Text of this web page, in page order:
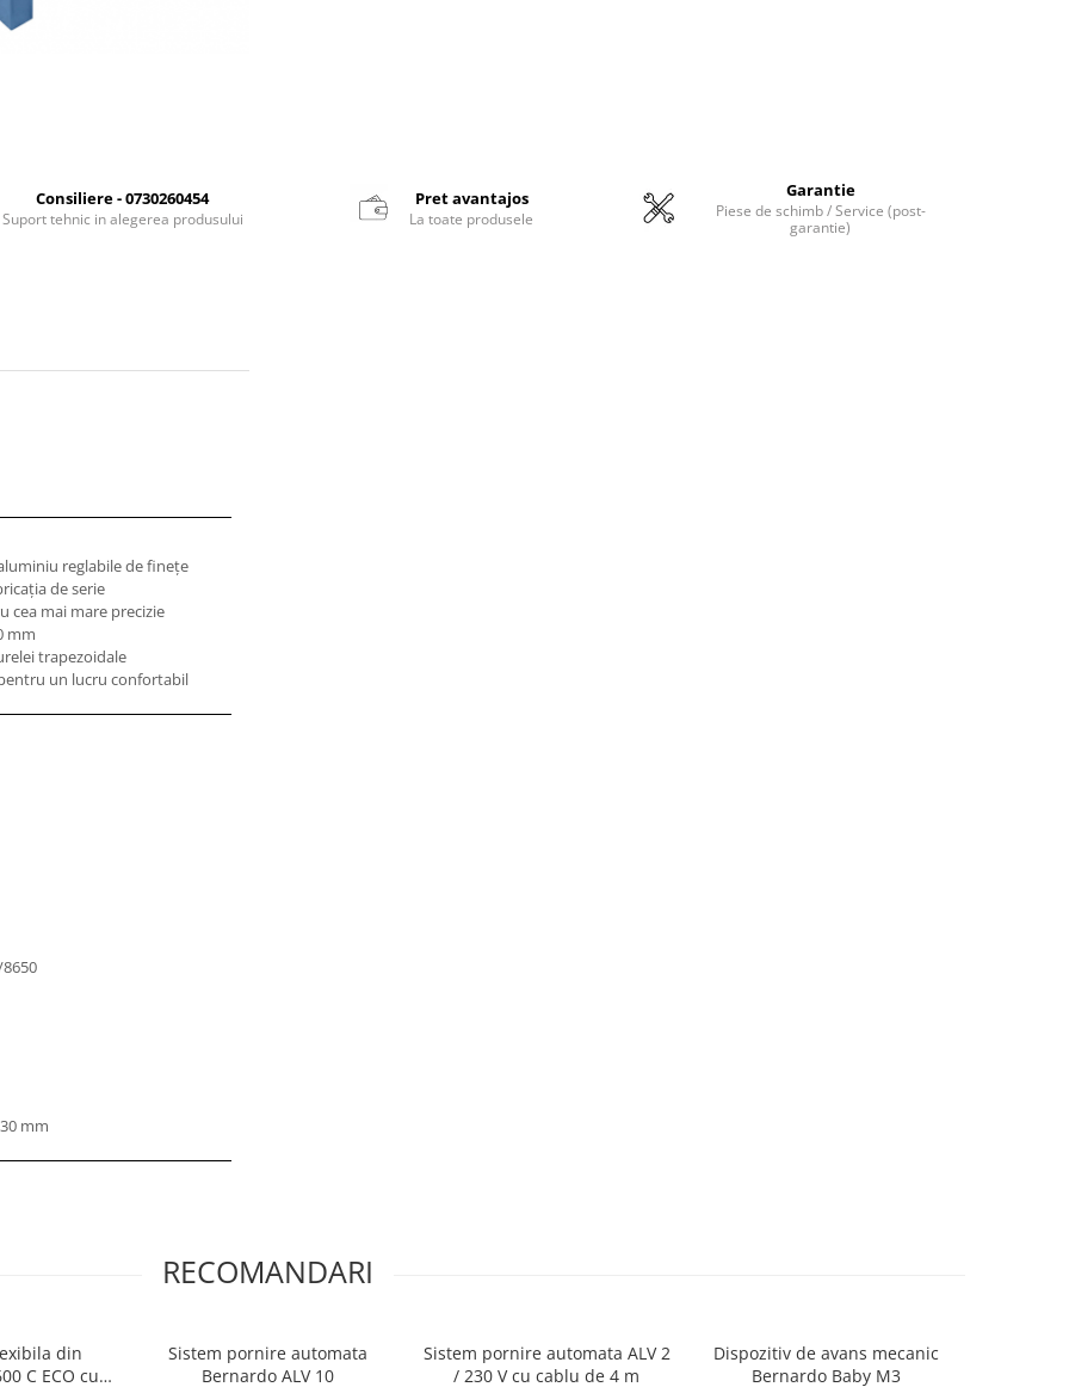
Consiliere - 0730260454
Suport tehnic in alegerea produsului
Pret avantajos
La toate produsele
Garantie
Piese de schimb / Service (post-
garantie)
reglabile de fineţe
de serie
cea mai mare precizie
mm
trapezoidale
un lucru confortabil
mm
RECOMANDARI
din
C ECO cu
Sistem pornire automata
Bernardo ALV 10
Sistem pornire automata ALV 2
/ 230 V cu cablu de 4 m
Dispozitiv de avans mecanic
Bernardo Baby M3